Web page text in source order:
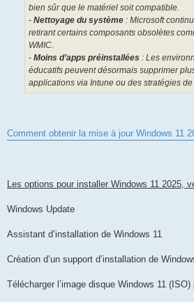
bien sûr que le matériel soit compatible.
- Nettoyage du système : Microsoft
retirant certains composants obsolètes
WMIC.
- Moins d’apps préinstallées : Les
éducatifs peuvent désormais supprimer
applications via Intune ou des stratégies
Comment obtenir la mise à jour Windows 11
Les options pour installer Windows 11 2025,
Windows Update
Assistant d’installation de Windows 11
Création d’un support d’installation de
Télécharger l’image disque Windows 11